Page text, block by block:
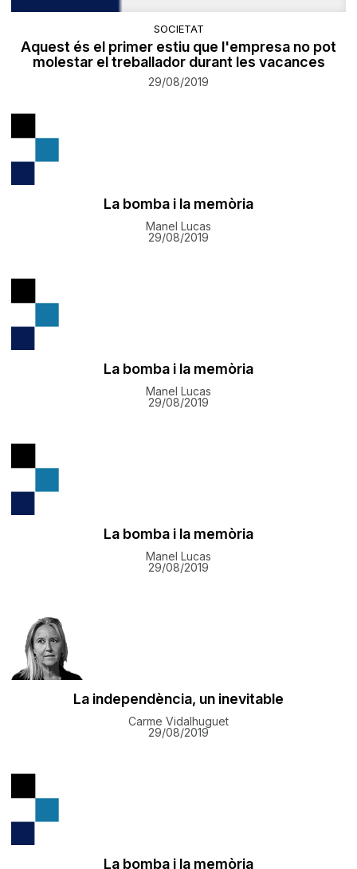
SOCIETAT
Aquest és el primer estiu que l'empresa no pot
molestar el treballador durant les vacances
29/08/2019
La bomba i la memòria
Manel Lucas
29/08/2019
La bomba i la memòria
Manel Lucas
29/08/2019
La bomba i la memòria
Manel Lucas
29/08/2019
La independència, un inevitable
Carme Vidalhuguet
29/08/2019
La bomba i la memòria